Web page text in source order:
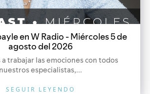
en W Radio - Miércoles 5 de
agosto del 2026
a trabajar las emociones con todos
nuestros especialistas,...
SEGUIR LEYENDO